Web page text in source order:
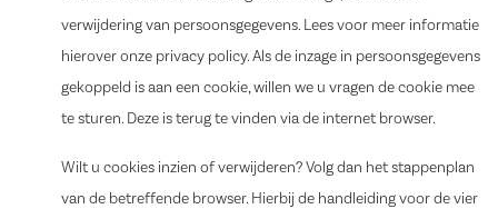
verwijdering van persoonsgegevens. Lees voor meer informatie
hierover onze privacy policy. Als de inzage in persoonsgegevens
gekoppeld is aan een cookie, willen we u vragen de cookie mee
te sturen. Deze is terug te vinden via de internet browser.
Wilt u cookies inzien of verwijderen? Volg dan het stappenplan
van de betreffende browser. Hierbij de handleiding voor de vier